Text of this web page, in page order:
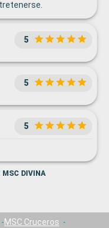
5
5
5
MSC DIVINA
MSC Cruceros